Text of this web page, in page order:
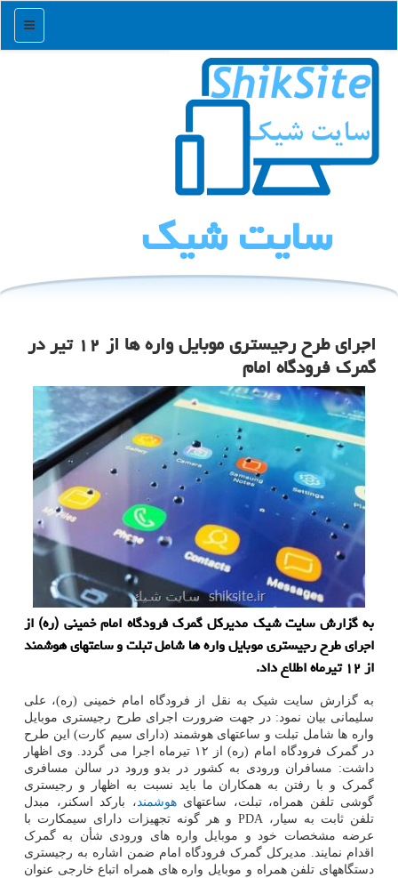
منو
سایت شیك
اجرای طرح رجیستری موبایل واره ها از ۱۲ تیر در
گمرك فرودگاه امام
به گزارش سایت شیک مدیرکل گمرک فرودگاه امام خمینی (ره) از
اجرای طرح رجیستری موبایل واره ها شامل تبلت و ساعتهای هوشمند
از ۱۲ تیرماه اطلاع داد.
به گزارش سایت شیک به نقل از فرودگاه امام خمینی (ره)، علی
سلیمانی بیان نمود: در جهت ضرورت اجرای طرح رجیستری موبایل
واره ها شامل تبلت و ساعتهای هوشمند (دارای سیم کارت) این طرح
در گمرک فرودگاه امام (ره) از ۱۲ تیرماه اجرا می گردد. وی اظهار
داشت: مسافران ورودی به کشور در بدو ورود در سالن مسافری
گمرک و با رفتن به همکاران ما باید نسبت به اظهار و رجیستری
گوشی تلفن همراه، تبلت، ساعتهایهوشمند، بارکد اسکنر، مبدل
تلفن ثابت به سیار، PDA و هر گونه تجهیزات دارای سیمکارت با
عرضه مشخصات خود و موبایل واره های ورودی شأن به گمرک
اقدام نمایند. مدیرکل گمرک فرودگاه امام ضمن اشاره به رجیستری
دستگاههای تلفن همراه و موبایل واره های همراه اتباع خارجی عنوان